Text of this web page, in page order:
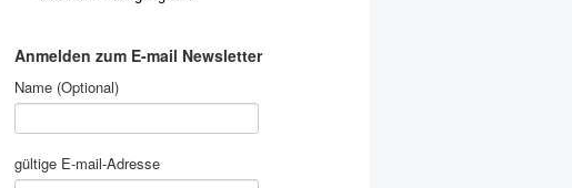
Anmelden zum E-mail Newsletter
Name (Optional)
gültige E-mail-Adresse